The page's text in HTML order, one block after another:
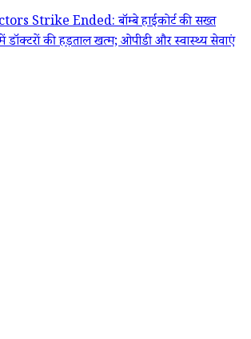
Strike Ended: बॉम्बे हाईकोर्ट की सख्त
में डॉक्टरों की हड़ताल खत्म; ओपीडी और स्वास्थ्य सेवाएं